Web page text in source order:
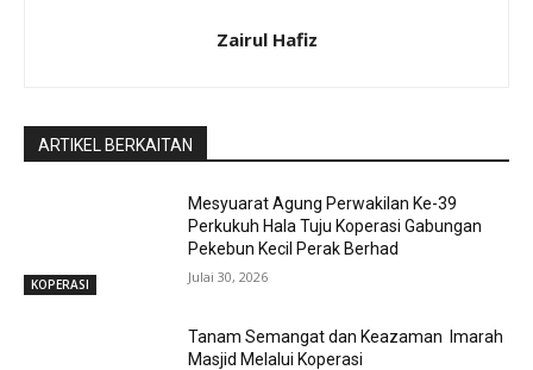
Zairul Hafiz
ARTIKEL BERKAITAN
KOPERASI
Mesyuarat Agung Perwakilan Ke-39
Perkukuh Hala Tuju Koperasi Gabungan
Pekebun Kecil Perak Berhad
Julai 30, 2026
Tanam Semangat dan Keazaman Imarah
Masjid Melalui Koperasi